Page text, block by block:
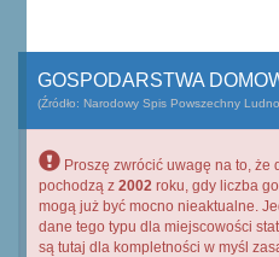
GOSPODARSTWA
(Źródło: Narodowy Spis Powszechny
Proszę zwrócić uwagę na to,
pochodzą z 2002 roku, gdy liczba
mogą już być mocno nieaktualne.
dane tego typu dla miejscowości
są tutaj dla kompletności w myśl